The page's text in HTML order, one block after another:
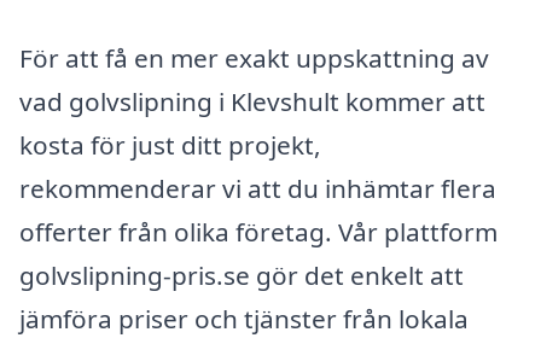
För att få en mer exakt uppskattning av
vad golvslipning i Klevshult kommer att
kosta för just ditt projekt,
rekommenderar vi att du inhämtar flera
offerter från olika företag. Vår plattform
golvslipning-pris.se gör det enkelt att
jämföra priser och tjänster från lokala